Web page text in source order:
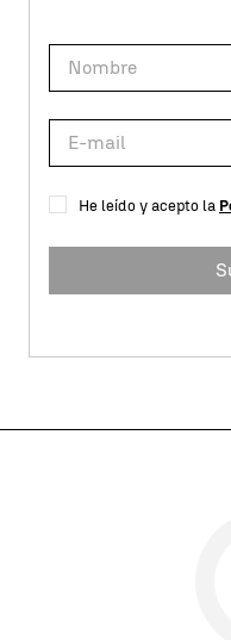
He leído y acepto la